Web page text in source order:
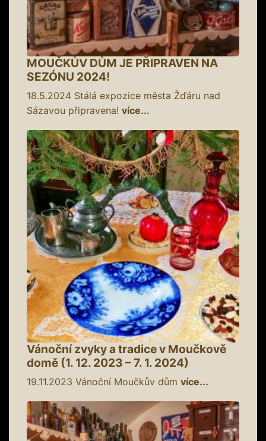
MOUČKŮV DŮM JE PŘIPRAVEN NA
SEZÓNU 2024!
18.5.2024 Stálá expozice města Žďáru nad
Sázavou připravena! více...
Vánoční zvyky a tradice v Moučkově
domě (1. 12. 2023 – 7. 1. 2024)
19.11.2023 Vánoční Moučkův dům více...